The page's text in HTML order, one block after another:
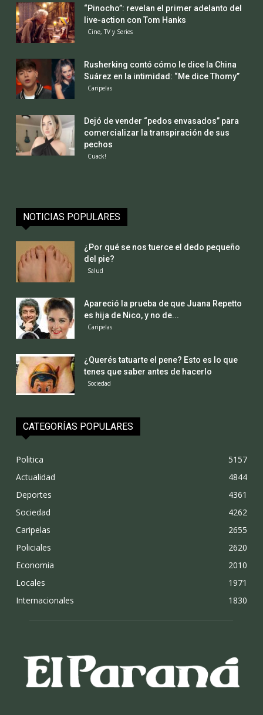
“Pinocho”: revelan el primer adelanto del
live-action con Tom Hanks
Cine, TV y Series
Rusherking contó cómo le dice la China
Suárez en la intimidad: “Me dice Thomy”
Caripelas
Dejó de vender “pedos envasados” para
comercializar la transpiración de sus
pechos
Cuack!
NOTICIAS POPULARES
¿Por qué se nos tuerce el dedo pequeño
del pie?
Salud
Apareció la prueba de que Juana Repetto
es hija de Nico, y no de...
Caripelas
¿Querés tatuarte el pene? Esto es lo que
tenes que saber antes de hacerlo
Sociedad
CATEGORÍAS POPULARES
Politica
5157
Actualidad
4844
Deportes
4361
Sociedad
4262
Caripelas
2655
Policiales
2620
Economia
2010
Locales
1971
Internacionales
1830